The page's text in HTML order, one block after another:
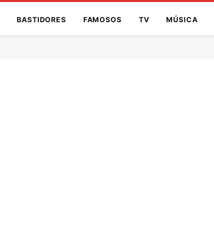
BASTIDORES FAMOSOS TV MÚSICA